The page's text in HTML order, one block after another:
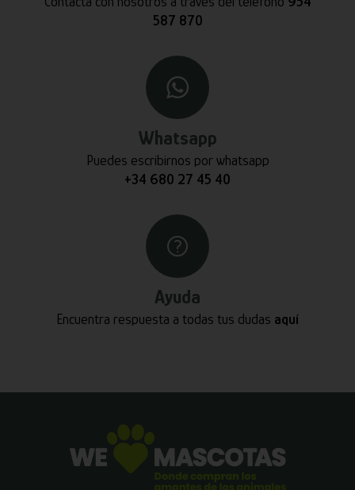
587 870
Whatsapp
Puedes escribirnos por whatsapp
+34 680 27 45 40
Ayuda
Encuentra respuesta a todas tus dudas aquí